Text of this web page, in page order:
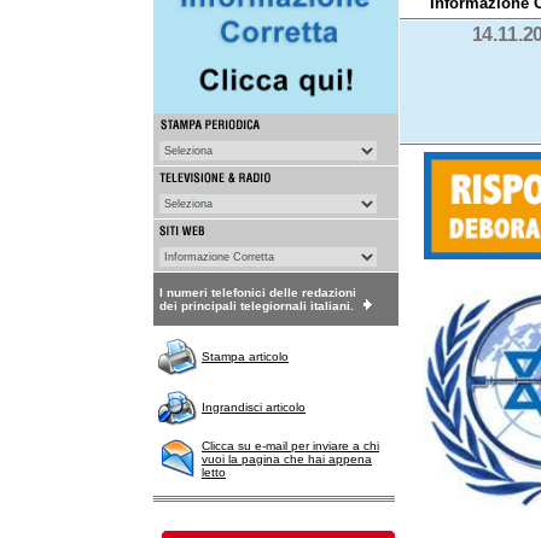
I numeri telefonici delle redazioni
dei principali telegiornali italiani.
Stampa articolo
Ingrandisci articolo
Clicca su e-mail per inviare a chi
vuoi la pagina che hai appena
letto